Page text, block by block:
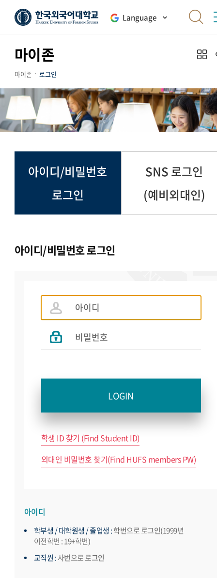
Language
마이존
마이존 로그인
아이디/비밀번호
로그인
SNS 로그인
(예비외대인)
아이디/비밀번호 로그인
학생 ID 찾기 (Find Student ID)
외대인 비밀번호 찾기(Find HUFS members PW)
아이디
학부생 / 대학원생 / 졸업생 :학번으로 로그인(1999년
이전학번 : 19+학번)
교직원 :사번으로 로그인